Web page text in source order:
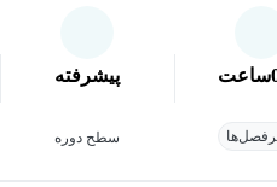
ساعت پیشرفته
سطح دوره